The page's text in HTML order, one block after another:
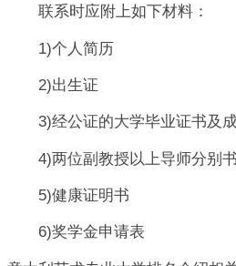
联系时应附上如下材料：
1)个人简历
2)出生证
3)经公证的大学毕业证书及
4)两位副教授以上导师分别
5)健康证明书
6)奖学金申请表